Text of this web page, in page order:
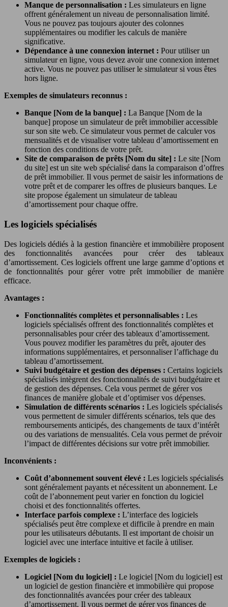
Manque de personnalisation : Les simulateurs en ligne
offrent généralement un niveau de personnalisation limité.
Vous ne pouvez pas toujours ajouter des colonnes
supplémentaires ou modifier les calculs de manière
significative.
Dépendance à une connexion internet : Pour utiliser un
simulateur en ligne, vous devez avoir une connexion internet
active. Vous ne pouvez pas utiliser le simulateur si vous êtes
hors ligne.
Exemples de simulateurs reconnus :
Banque [Nom de la banque] : La Banque [Nom de la
banque] propose un simulateur de prêt immobilier accessible
sur son site web. Ce simulateur vous permet de calculer vos
mensualités et de visualiser votre tableau d’amortissement en
fonction des conditions de votre prêt.
Site de comparaison de prêts [Nom du site] : Le site [Nom
du site] est un site web spécialisé dans la comparaison d’offres
de prêt immobilier. Il vous permet de saisir les informations de
votre prêt et de comparer les offres de plusieurs banques. Le
site propose également un simulateur de tableau
d’amortissement pour chaque offre.
Les logiciels spécialisés
Des logiciels dédiés à la gestion financière et immobilière proposent
des fonctionnalités avancées pour créer des tableaux
d’amortissement. Ces logiciels offrent une large gamme d’options et
de fonctionnalités pour gérer votre prêt immobilier de manière
efficace.
Avantages :
Fonctionnalités complètes et personnalisables : Les
logiciels spécialisés offrent des fonctionnalités complètes et
personnalisables pour créer des tableaux d’amortissement.
Vous pouvez modifier les paramètres du prêt, ajouter des
informations supplémentaires, et personnaliser l’affichage du
tableau d’amortissement.
Suivi budgétaire et gestion des dépenses : Certains logiciels
spécialisés intègrent des fonctionnalités de suivi budgétaire et
de gestion des dépenses. Cela vous permet de gérer vos
finances de manière globale et d’optimiser vos dépenses.
Simulation de différents scénarios : Les logiciels spécialisés
vous permettent de simuler différents scénarios, tels que des
remboursements anticipés, des changements de taux d’intérêt
ou des variations de mensualités. Cela vous permet de prévoir
l’impact de différentes décisions sur votre prêt immobilier.
Inconvénients :
Coût d’abonnement souvent élevé : Les logiciels spécialisés
sont généralement payants et nécessitent un abonnement. Le
coût de l’abonnement peut varier en fonction du logiciel
choisi et des fonctionnalités offertes.
Interface parfois complexe : L’interface des logiciels
spécialisés peut être complexe et difficile à prendre en main
pour les utilisateurs débutants. Il est important de choisir un
logiciel avec une interface intuitive et facile à utiliser.
Exemples de logiciels :
Logiciel [Nom du logiciel] : Le logiciel [Nom du logiciel] est
un logiciel de gestion financière et immobilière qui propose
des fonctionnalités avancées pour créer des tableaux
d’amortissement. Il vous permet de gérer vos finances de